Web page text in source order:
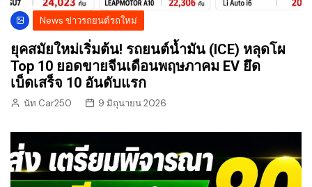
News ข่าวรถยนต์รถใหม่
ยุคสมัยใหม่เริ่มต้น! รถยนต์น้ำมัน (ICE) หลุดโผ
Top 10 ยอดขายจีนเดือนพฤษภาคม EV ยึด
เบ็ดเสร็จ 10 อันดับแรก
นัท Car250 9 มิถุนายน 2026